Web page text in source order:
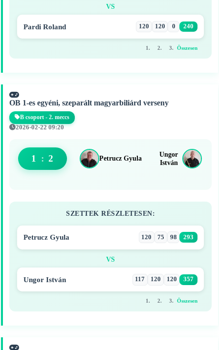
VS
Pardi Roland 120 120 0 240
1. 2. 3. Összesen
OB 1-es egyéni, szeparált magyarbiliárd verseny
B csoport - 2. meccs
2026-02-22 09:20
Petrucz Gyula
1 : 2
Ungor
István
SZETTEK RÉSZLETESEN:
Petrucz Gyula 120 75 98 293
VS
Ungor István 117 120 120 357
1. 2. 3. Összesen